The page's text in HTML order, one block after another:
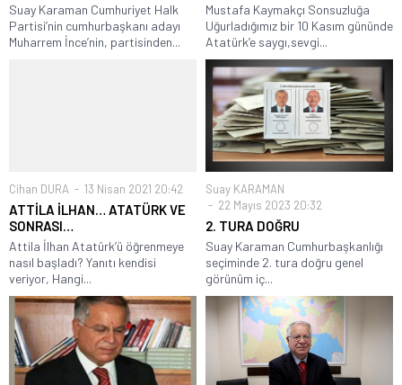
Suay Karaman Cumhuriyet Halk
Partisi’nin cumhurbaşkanı adayı
Muharrem İnce’nin, partisinden...
Mustafa Kaymakçı Sonsuzluğa
Uğurladığımız bir 10 Kasım gününde
Atatürk’e saygı,sevgi...
Cihan DURA 13 Nisan 2021 20:42
ATTİLA İLHAN… ATATÜRK VE
SONRASI…
Attila İlhan Atatürk’ü öğrenmeye
nasıl başladı? Yanıtı kendisi
veriyor, Hangi...
Suay KARAMAN
22 Mayıs 2023 20:32
2. TURA DOĞRU
Suay Karaman Cumhurbaşkanlığı
seçiminde 2. tura doğru genel
görünüm iç...